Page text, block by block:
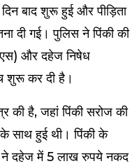
बाद शुरू हुई और पीड़िता
दी गई। पुलिस ने पिंकी की
और दहेज निषेध
शुरू कर दी है।
की है, जहां पिंकी सरोज की
साथ हुई थी। पिंकी के
ने दहेज में 5 लाख रुपये नकद